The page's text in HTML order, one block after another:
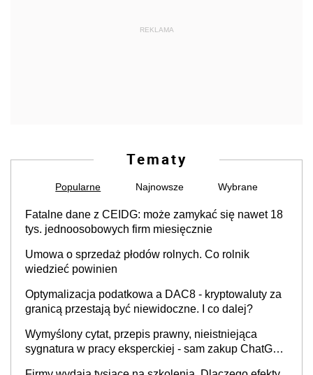
REKLAMA
Tematy
Popularne Najnowsze Wybrane
Fatalne dane z CEIDG: może zamykać się nawet 18
tys. jednoosobowych firm miesięcznie
Umowa o sprzedaż płodów rolnych. Co rolnik
wiedzieć powinien
Optymalizacja podatkowa a DAC8 - kryptowaluty za
granicą przestają być niewidoczne. I co dalej?
Wymyślony cytat, przepis prawny, nieistniejąca
sygnatura w pracy eksperckiej - sam zakup ChatGPT